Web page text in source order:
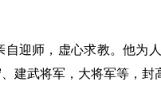
师，虚心求教。他为
建武将军，大将军等，封